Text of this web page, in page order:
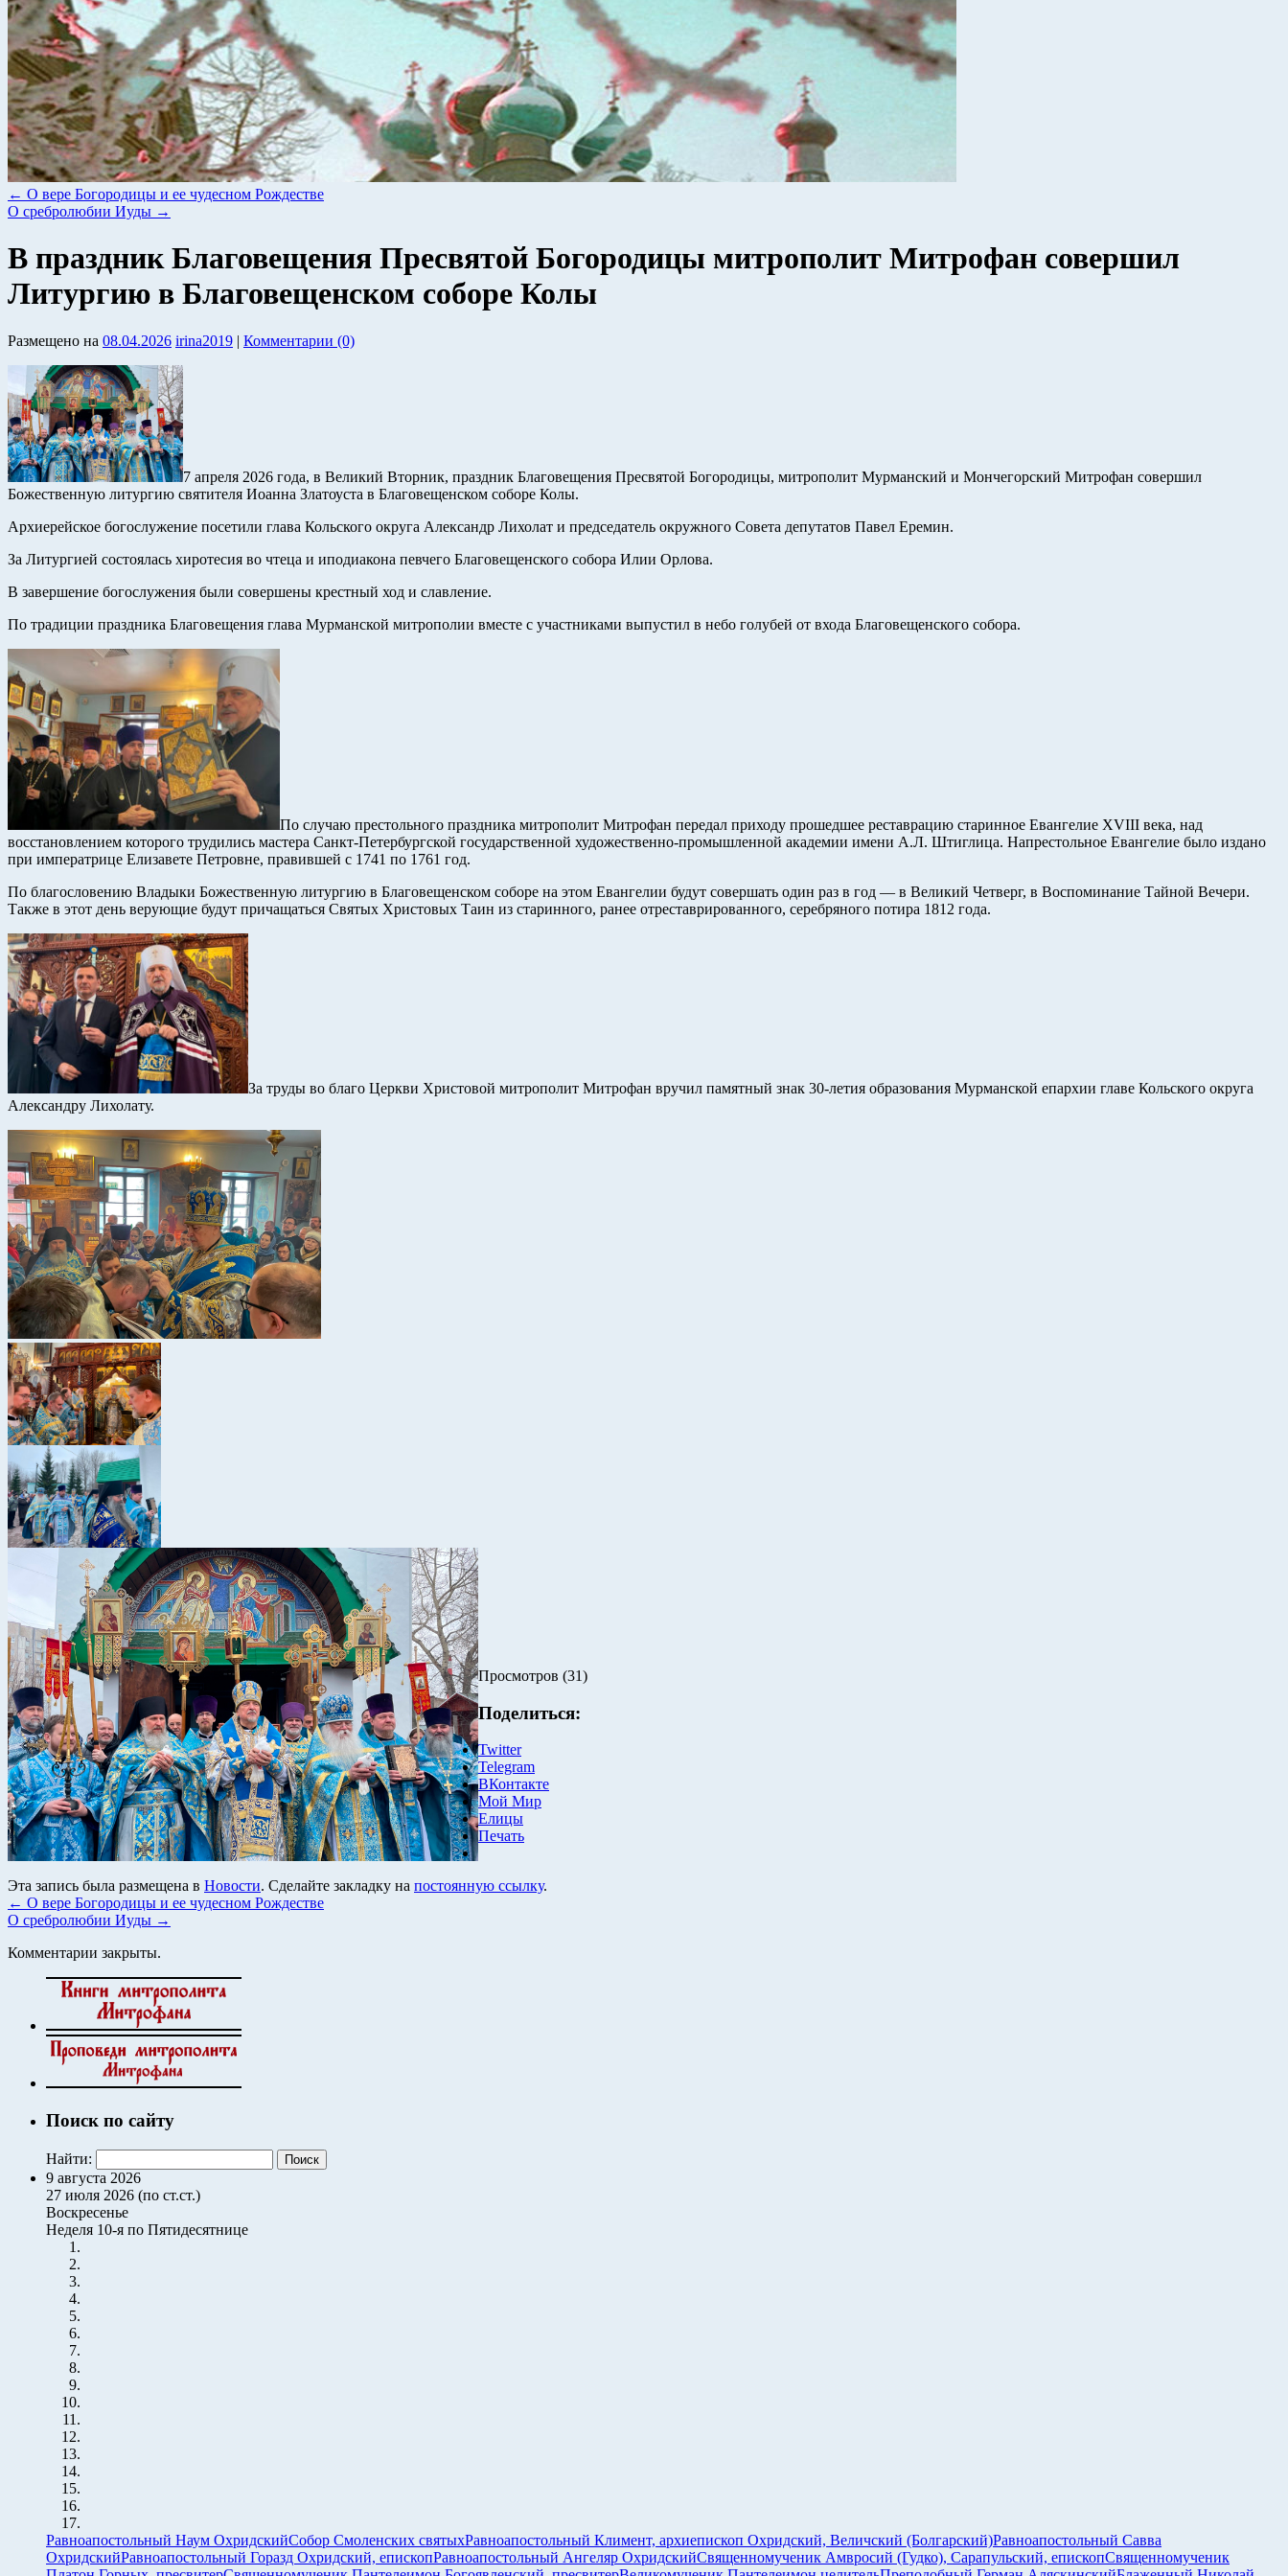
← О вере Богородицы и ее чудесном Рождестве
О сребролюбии Иуды →
В праздник Благовещения Пресвятой Богородицы митрополит Митрофан совершил
Литургию в Благовещенском соборе Колы
Размещено на 08.04.2026 irina2019 | Комментарии (0)
7 апреля 2026 года, в Великий Вторник, праздник Благовещения Пресвятой Богородицы, митрополит Мурманский и Мончегорский Митрофан совершил
Божественную литургию святителя Иоанна Златоуста в Благовещенском соборе Колы.
Архиерейское богослужение посетили глава Кольского округа Александр Лихолат и председатель окружного Совета депутатов Павел Еремин.
За Литургией состоялась хиротесия во чтеца и иподиакона певчего Благовещенского собора Илии Орлова.
В завершение богослужения были совершены крестный ход и славление.
По традиции праздника Благовещения глава Мурманской митрополии вместе с участниками выпустил в небо голубей от входа Благовещенского собора.
По случаю престольного праздника митрополит Митрофан передал приходу прошедшее реставрацию старинное Евангелие XVIII века, над
восстановлением которого трудились мастера Санкт-Петербургской государственной художественно-промышленной академии имени А.Л. Штиглица. Напрестольное Евангелие было издано
при императрице Елизавете Петровне, правившей с 1741 по 1761 год.
По благословению Владыки Божественную литургию в Благовещенском соборе на этом Евангелии будут совершать один раз в год — в Великий Четверг, в Воспоминание Тайной Вечери.
Также в этот день верующие будут причащаться Святых Христовых Таин из старинного, ранее отреставрированного, серебряного потира 1812 года.
За труды во благо Церкви Христовой митрополит Митрофан вручил памятный знак 30-летия образования Мурманской епархии главе Кольского округа
Александру Лихолату.
Просмотров (31)
Поделиться:
Twitter
Telegram
ВКонтакте
Мой Мир
Елицы
Печать
Эта запись была размещена в Новости. Сделайте закладку на постоянную ссылку.
← О вере Богородицы и ее чудесном Рождестве
О сребролюбии Иуды →
Комментарии закрыты.
Поиск по сайту
Найти:
9 августа 2026
27 июля 2026 (по ст.ст.)
Воскресенье
Неделя 10-я по Пятидесятнице
Равноапостольный Наум ОхридскийСобор Смоленских святыхРавноапостольный Климент, архиепископ Охридский, Величский (Болгарский)Равноапостольный Савва
ОхридскийРавноапостольный Горазд Охридский, епископРавноапостольный Ангеляр ОхридскийСвященномученик Амвросий (Гудко), Сарапульский, епископСвященномученик